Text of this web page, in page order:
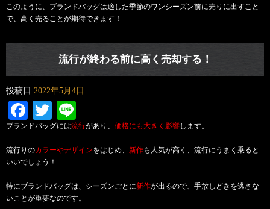
このように、 ブランドバッグは適した季節のワンシーズン前に売りに出すこと
で、高く売ることが期待できます！
流行が終わる前に高く売却する！
投稿日 2022年5月4日
Facebook
Twitter
ブランドバッグには流行があり、 価格にも大きく影響します。
流行りのカラーやデザインをはじめ、 新作も人気が高く、流行にうまく乗ると
いいでしょう！
特にブランドバッグは、シーズンごとに新作が出るので、手放しどきを逃さな
いことが重要なのです。